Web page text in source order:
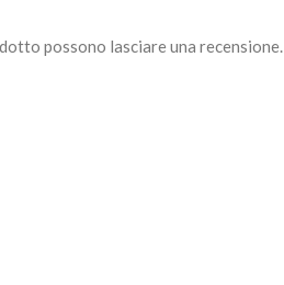
possono lasciare una recensione.